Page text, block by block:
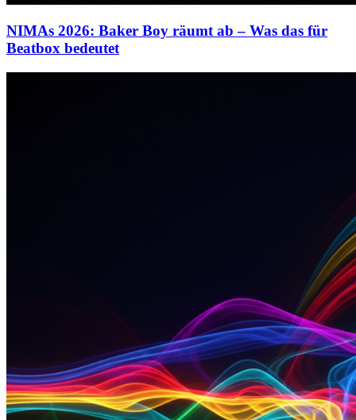
NIMAs 2026: Baker Boy räumt ab – Was das für
Beatbox bedeutet